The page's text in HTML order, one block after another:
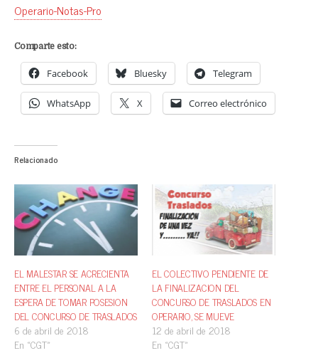
Operario-Notas-Pro
Comparte esto:
Facebook Bluesky Telegram
WhatsApp X Correo electrónico
Relacionado
EL MALESTAR SE ACRECIENTA
ENTRE EL PERSONAL A LA
ESPERA DE TOMAR POSESION
DEL CONCURSO DE TRASLADOS
6 de abril de 2018
En «CGT»
EL COLECTIVO PENDIENTE DE
LA FINALIZACION DEL
CONCURSO DE TRASLADOS EN
OPERARIO, SE MUEVE
12 de abril de 2018
En «CGT»